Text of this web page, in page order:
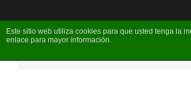
Este sitio web utiliza cookies para que usted tenga la
enlace para mayor información.